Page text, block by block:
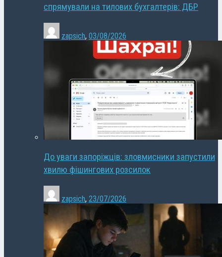
спрямували на тилових бухгалтерів: ДБР
zapsich, 03/08/2026
До уваги запоріжців: зловмисники запустили
хвилю фішингових розсилок
zapsich, 23/07/2026